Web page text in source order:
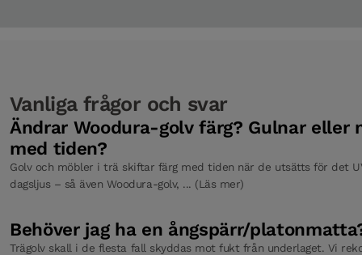
Tröskel falsad Powder White Ek 93 × 830 mm Pro Mattlack
Vanliga frågor och svar
Ändrar Woodura-golv färg? Gulnar eller
med tiden?
Golv och möbler i trä skiftar färg med tiden när de utsätts för det
dagsljus – så även Woodura-golv, ... (Läs mer)
Behöver jag ha en ångspärr/
Trägolv skall i de flesta fall skyddas mot fukt från underlaget. Vi